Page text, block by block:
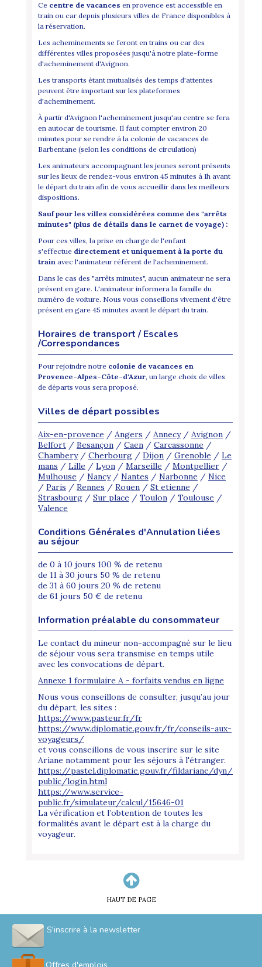
Ce centre de vacances en provence est accessible en
train ou car depuis plusieurs villes de France disponibles à
la réservation.
Les acheminements se feront en trains ou car des
différentes villes proposées jusqu'à notre plate-forme
d'acheminement d'Avignon.
Les transports étant mutualisés des temps d'attentes
peuvent être important sur les plateformes
d'acheminement.
À partir d'Avignon l'acheminement jusqu'au centre se fera
en autocar de tourisme. Il faut compter environ 20
minutes pour se rendre à la colonie de vacances de
Barbentane (selon les conditions de circulation)
Les animateurs accompagnant les jeunes seront présents
sur les lieux de rendez-vous environ 45 minutes à 1h avant
le départ du train afin de vous accueillir dans les meilleurs
dispositions.
Sauf pour les villes considérées comme des "arrêts
minutes" (plus de détails dans le carnet de voyage) :
Pour ces villes, la prise en charge de l'enfant
s'effectue directement et uniquement à la porte du
train avec l'animateur référent de l'acheminement.
Dans le cas des "arrêts minutes", aucun animateur ne sera
présent en gare. L'animateur informera la famille du
numéro de voiture. Nous vous conseillons vivement d'être
présent en gare 45 minutes avant le départ du train.
Horaires de transport / Escales
/Correspondances
Pour rejoindre notre colonie de vacances en
Provence-Alpes-Côte-d'Azur, un large choix de villes
de départs vous sera proposé.
Villes de départ possibles
Aix-en-provence / Angers / Annecy/ Avignon /
Belfort / Besançon / Caen / Carcassonne /
Chambery/ Cherbourg / Dijon / Grenoble / Le
mans / Lille / Lyon / Marseille / Montpellier /
Mulhouse / Nancy/ Nantes / Narbonne / Nice
/ Paris / Rennes / Rouen / St etienne /
Strasbourg / Sur place / Toulon / Toulouse /
Valence
Conditions Générales d'Annulation liées
au séjour
de 0 à 10 jours 100 % de retenu
de 11 à 30 jours 50 % de retenu
de 31 à 60 jours 20 % de retenu
de 61 jours 50 € de retenu
Information préalable du consommateur
Le contact du mineur non-accompagné sur le lieu
de séjour vous sera transmise en temps utile
avec les convocations de départ.
Annexe 1 formulaire A - forfaits vendus en ligne
Nous vous conseillons de consulter, jusqu’au jour
du départ, les sites :
https://www.pasteur.fr/fr
https://www.diplomatie.gouv.fr/fr/conseils-aux-
voyageurs/
et vous conseillons de vous inscrire sur le site
Ariane notamment pour les séjours à l'étranger.
https://pastel.diplomatie.gouv.fr/fildariane/dyn/
public/login.html
https://www.service-
public.fr/simulateur/calcul/15646-01
La vérification et l’obtention de toutes les
formalités avant le départ est à la charge du
voyageur.
HAUT DE PAGE
S'inscrire à la newsletter
Offres d'emplois